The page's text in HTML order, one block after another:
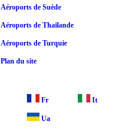
Aéroports de Suède
Aéroports de Thaïlande
Aéroports de Turquie
Plan du site
Fr It
Ua